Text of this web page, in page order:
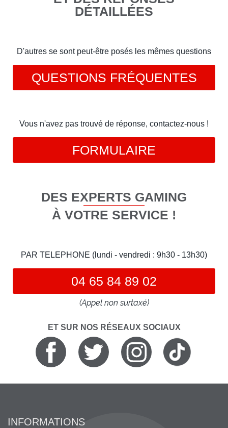
DÉTAILLÉES
D'autres se sont peut-être posés les mêmes questions
QUESTIONS FRÉQUENTES
Vous n'avez pas trouvé de réponse, contactez-nous !
FORMULAIRE
DES EXPERTS GAMING
À VOTRE SERVICE !
PAR TELEPHONE (lundi - vendredi : 9h30 - 13h30)
04 65 84 89 02
(Appel non surtaxé)
ET SUR NOS RÉSEAUX SOCIAUX
INFORMATIONS